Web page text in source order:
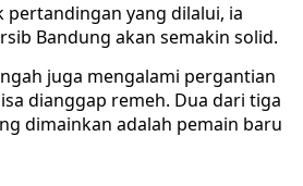
pertandingan yang dilalui, ia
Bandung akan semakin solid.
juga mengalami pergantian
dianggap remeh. Dua dari tiga
dimainkan adalah pemain baru